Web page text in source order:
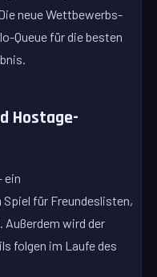
neue Wettbewerbs-
Queue für die besten
Hostage-
ein
für Freundeslisten,
Außerdem wird der
folgen im Laufe des